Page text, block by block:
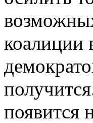
коалиции
появится